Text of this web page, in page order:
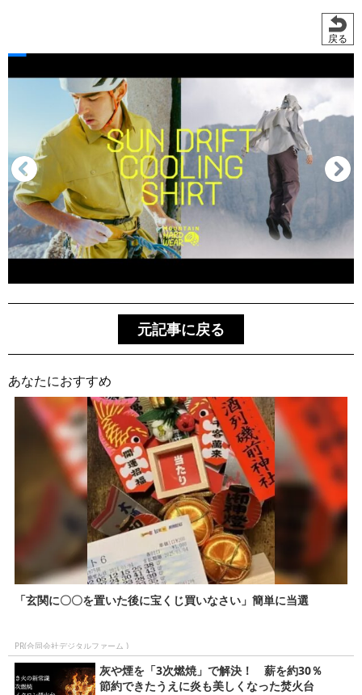
戻る
元記事に戻る
あなたにおすすめ
「玄関に〇〇を置いた後に宝くじ買いなさい」簡単に当選
PR(合同会社デジタルファーム )
灰や煙を「3次燃焼」で解決！ 薪を約30％
節約できたうえに炎も美しくなった焚火台